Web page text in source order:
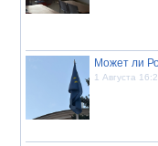
Может ли
1 Августа